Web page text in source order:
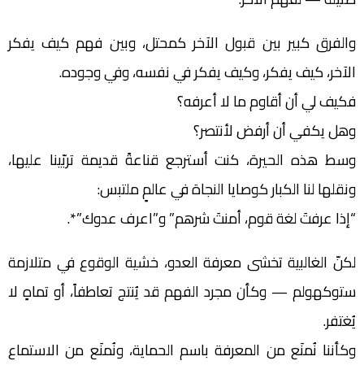
والفرق كبير بين قبول الآخر كمحتل، وبين فهم كيف يفكر
الآخر، كيف يفكر، وكيف يفكر في نفسه، وفي وجوده.
فكيف لي أن أقاوم ما لا أعرفه؟
وهل يكفي أن أرفض لأنتصر؟
وسط هذه الحيرة، كنت أسترجع قناعةً قديمة تربّينا عليها،
ونقلها لنا الكبار كوصايا النجاة في عالمٍ ملتبس:
“إذا عرفتَ لغة قوم، أمنتَ شرهم” و”اعرف عدوك”*.
لكنّ الغالبية تخشى معرفة العدو، خشية الوقوع في متلازمة
ستوكهولم — وكأن مجرد الفهم قد يُنتج تعاطفاً، أو تماهٍ لا
يُغتفر.
وكأننا نُمنَع من المعرفة باسم الحماية، ونُمنَع من الاستماع